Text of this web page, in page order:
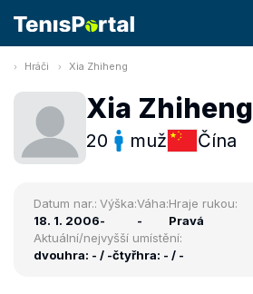
Hráči Xia Zhiheng
Xia Zhiheng
20 muž Čína
Datum nar.:
18. 1. 2006
Výška:
-
Váha:
-
Hraje rukou:
Pravá
Aktuální/nejvyšší umístění:
dvouhra: - / -čtyřhra: - / -